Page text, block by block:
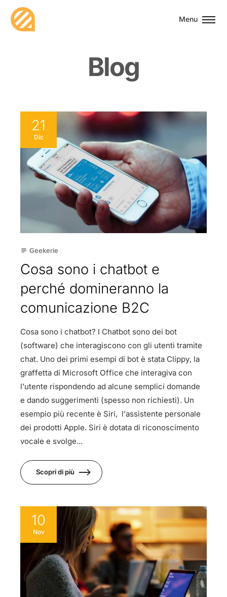
Menu
Blog
21
Dic
subject Geekerie
Cosa sono i chatbot e
perché domineranno la
comunicazione B2C
Cosa sono i chatbot? I Chatbot sono dei bot
(software) che interagiscono con gli utenti tramite
chat. Uno dei primi esempi di bot è stata Clippy, la
graffetta di Microsoft Office che interagiva con
l’utente rispondendo ad alcune semplici domande
e dando suggerimenti (spesso non richiesti). Un
esempio più recente è Siri, l’assistente personale
dei prodotti Apple. Siri è dotata di riconoscimento
vocale e svolge...
Scopri di più
10
Nov